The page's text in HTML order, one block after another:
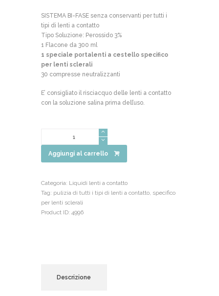
SISTEMA BI-FASE senza conservanti per tutti i
tipi di lenti a contatto
Tipo Soluzione: Perossido 3%
1 Flacone da 300 ml
1 speciale portalenti a cestello specifico
per lenti sclerali
30 compresse neutralizzanti
E’ consigliato il risciacquo delle lenti a contatto
con la soluzione salina prima dell’uso.
Aggiungi al carrello
Categoria: Liquidi lenti a contatto
Tag: pulizia di tutti i tipi di lenti a contatto, specifico
per lenti sclerali
Product ID: 4996
Descrizione